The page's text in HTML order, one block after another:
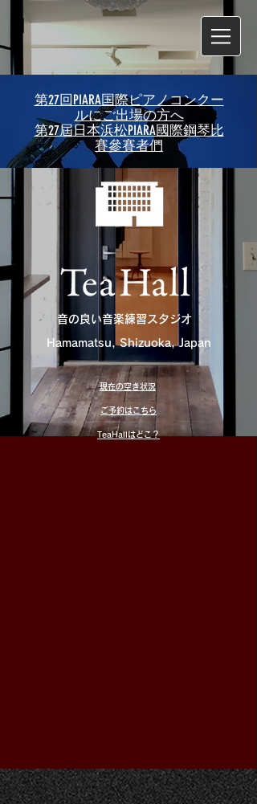
第27回PIARA国際ピアノコンクー
ルにご出場の方へ
第27屆日本浜松PIARA國際鋼琴比
賽參賽者們
音の良い音楽練習スタジオ
Hamamatsu, Shizuoka, Japan
現在の空き状況
ご予約はこちら
TeaHallはどこ？